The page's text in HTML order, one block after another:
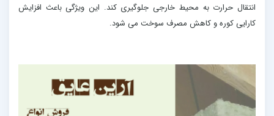
انتقال حرارت به محیط خارجی جلوگیری کند. این ویژگی باعث افزایش
کارایی کوره و کاهش مصرف سوخت می شود.